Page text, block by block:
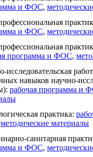
и ФОС,
и ФОС,
программа и ФОС,
исследовательская
навыков научно-
рабочая программа и
практика:
методические материалы
санитарная
и ФОС,